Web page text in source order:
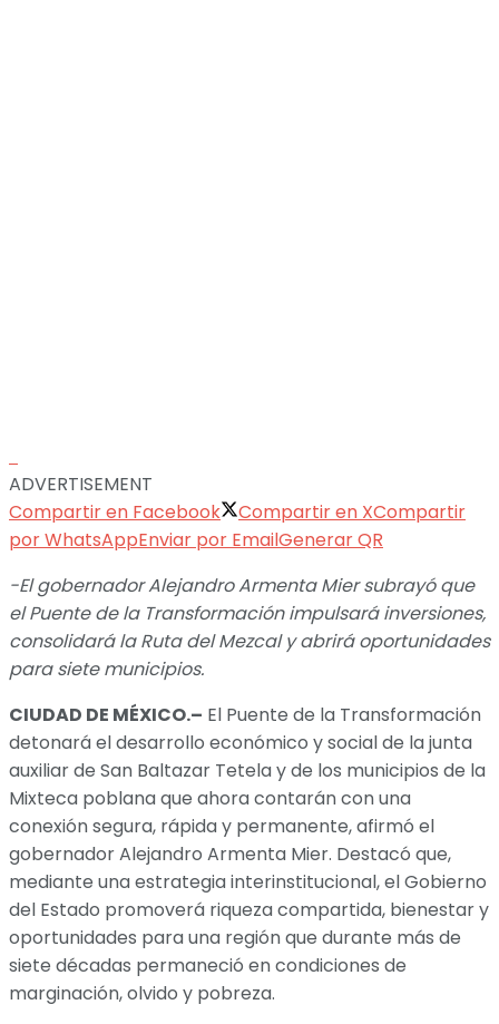
ADVERTISEMENT
Compartir en Facebook
Compartir en XCompartir
por WhatsAppEnviar por EmailGenerar QR
-El gobernador Alejandro Armenta Mier subrayó que
el Puente de la Transformación impulsará inversiones,
consolidará la Ruta del Mezcal y abrirá oportunidades
para siete municipios.
CIUDAD DE MÉXICO.– El Puente de la Transformación
detonará el desarrollo económico y social de la junta
auxiliar de San Baltazar Tetela y de los municipios de la
Mixteca poblana que ahora contarán con una
conexión segura, rápida y permanente, afirmó el
gobernador Alejandro Armenta Mier. Destacó que,
mediante una estrategia interinstitucional, el Gobierno
del Estado promoverá riqueza compartida, bienestar y
oportunidades para una región que durante más de
siete décadas permaneció en condiciones de
marginación, olvido y pobreza.